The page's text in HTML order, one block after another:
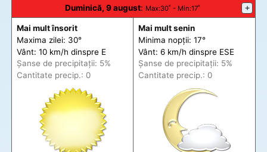
Duminică, 9 august: Max:30˚ - Min:17˚ +
Mai mult însorit
Maxima zilei: 30°
Vânt: 10 km/h dinspre E
Șanse de precipitații: 5%
Cantitate precip.: 0
Mai mult senin
Minima nopții: 17°
Vânt: 6 km/h dinspre ESE
Șanse de precipitații: 5%
Cantitate precip.: 0